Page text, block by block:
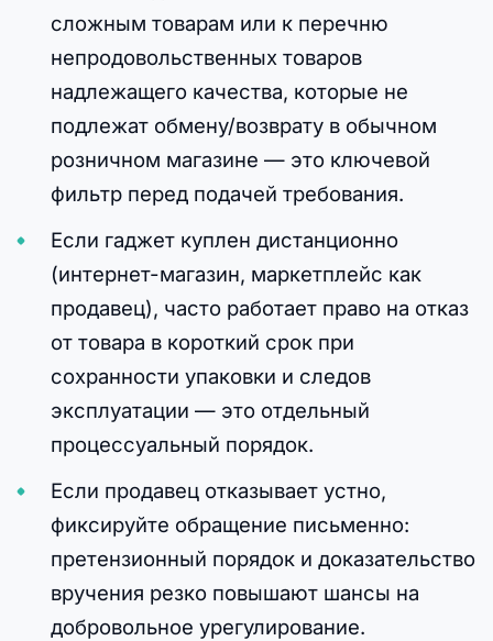
сложным товарам или к перечню
непродовольственных товаров
надлежащего качества, которые не
подлежат обмену/возврату в обычном
розничном магазине — это ключевой
фильтр перед подачей требования.
Если гаджет куплен дистанционно
(интернет-магазин, маркетплейс как
продавец), часто работает право на отказ
от товара в короткий срок при
сохранности упаковки и следов
эксплуатации — это отдельный
процессуальный порядок.
Если продавец отказывает устно,
фиксируйте обращение письменно:
претензионный порядок и доказательство
вручения резко повышают шансы на
добровольное урегулирование.